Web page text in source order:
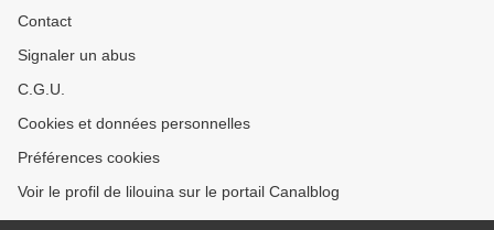
Contact
Signaler un abus
C.G.U.
Cookies et données personnelles
Préférences cookies
Voir le profil de lilouina sur le portail Canalblog